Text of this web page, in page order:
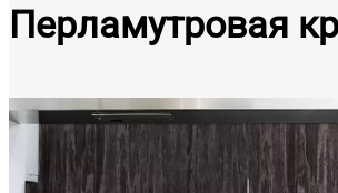
Перламутровая